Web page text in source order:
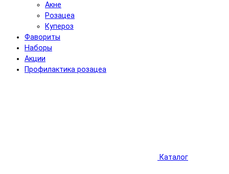
Акне
Розацеа
Купероз
Фавориты
Наборы
Акции
Профилактика розацеа
Каталог